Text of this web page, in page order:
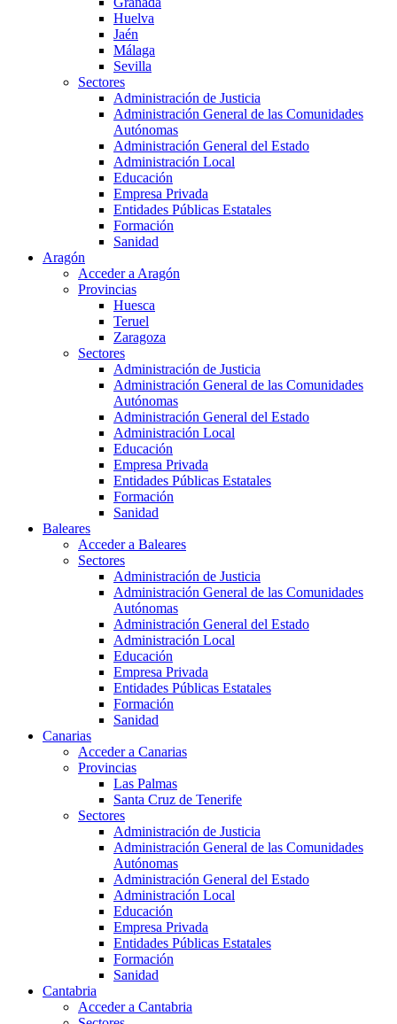
Huelva
Jaén
Málaga
Sevilla
Sectores
Administración de Justicia
Administración General de las Comunidades
Autónomas
Administración General del Estado
Administración Local
Educación
Empresa Privada
Entidades Públicas Estatales
Formación
Sanidad
Aragón
Acceder a Aragón
Provincias
Huesca
Teruel
Zaragoza
Sectores
Administración de Justicia
Administración General de las Comunidades
Autónomas
Administración General del Estado
Administración Local
Educación
Empresa Privada
Entidades Públicas Estatales
Formación
Sanidad
Baleares
Acceder a Baleares
Sectores
Administración de Justicia
Administración General de las Comunidades
Autónomas
Administración General del Estado
Administración Local
Educación
Empresa Privada
Entidades Públicas Estatales
Formación
Sanidad
Canarias
Acceder a Canarias
Provincias
Las Palmas
Santa Cruz de Tenerife
Sectores
Administración de Justicia
Administración General de las Comunidades
Autónomas
Administración General del Estado
Administración Local
Educación
Empresa Privada
Entidades Públicas Estatales
Formación
Sanidad
Cantabria
Acceder a Cantabria